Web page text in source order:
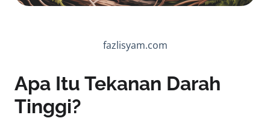
fazlisyam.com
Apa Itu Tekanan Darah
Tinggi?